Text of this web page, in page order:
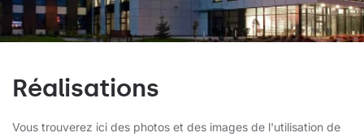
Réalisations
Vous trouverez ici des photos et des images de l'utilisation de